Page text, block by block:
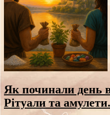
Як починали день
Рітуали та амулети.